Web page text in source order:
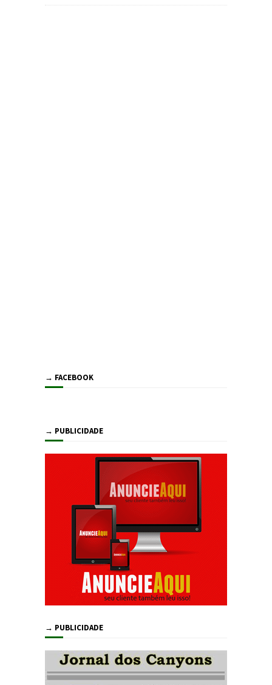
→ FACEBOOK
→ PUBLICIDADE
→ PUBLICIDADE